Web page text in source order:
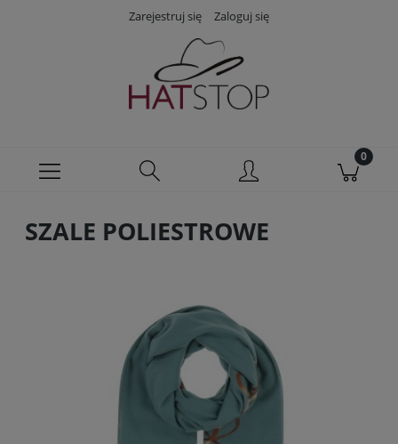
Zarejestruj się Zaloguj się
SZALE POLIESTROWE